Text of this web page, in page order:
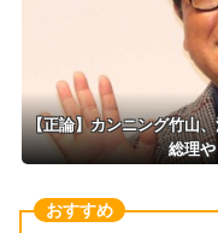
【正論】カンニング竹山
総理